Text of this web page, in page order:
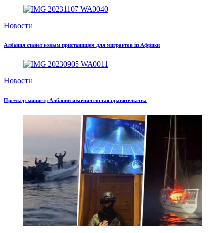
Новости
Албания станет новым пристанищем для мигрантов из Африки
Новости
Премьер-министр Албании изменил состав правительства